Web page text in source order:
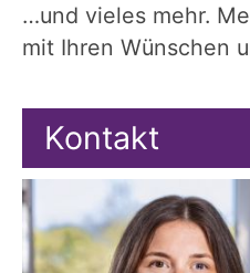
…und vieles mehr.
mit Ihren Wünschen
Kontakt